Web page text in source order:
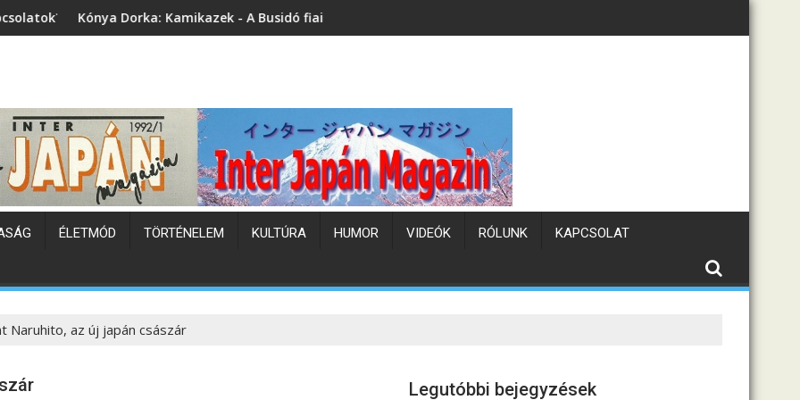
Dorka: Kamikazek - A Busidó fiai (könyvbemutató)Japán hőhullám
ÉLETMÓD TÖRTÉNELEM KULTÚRA HUMOR VIDEÓK RÓLUNK KAPCSOLAT
Naruhito, az új japán császár
Legutóbbi bejegyzések